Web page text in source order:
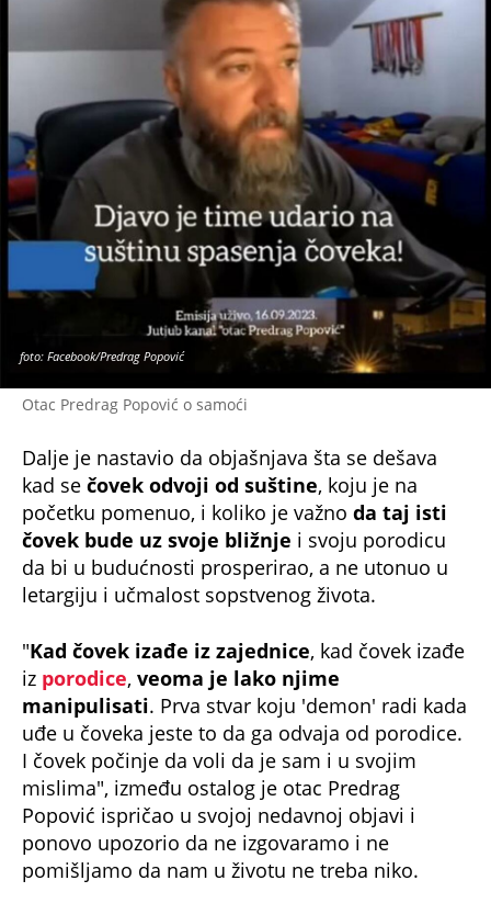
Otac Predrag Popović o samoći
foto: Facebook/Predrag Popović
Dalje je nastavio da objašnjava šta se dešava
kad se čovek odvoji od suštine, koju je na
početku pomenuo, i koliko je važno da taj isti
čovek bude uz svoje bližnje i svoju porodicu
da bi u budućnosti prosperirao, a ne utonuo u
letargiju i učmalost sopstvenog života.
"Kad čovek izađe iz zajednice, kad čovek izađe
iz porodice, veoma je lako njime
manipulisati. Prva stvar koju 'demon' radi kada
uđe u čoveka jeste to da ga odvaja od porodice.
I čovek počinje da voli da je sam i u svojim
mislima", između ostalog je otac Predrag
Popović ispričao u svojoj nedavnoj objavi i
ponovo upozorio da ne izgovaramo i ne
pomišljamo da nam u životu ne treba niko.